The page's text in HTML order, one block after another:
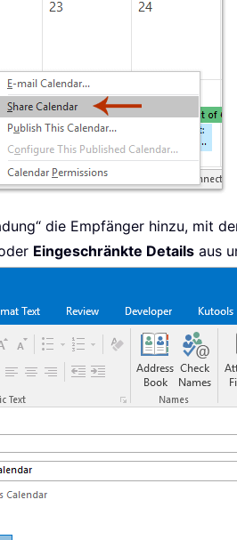
die Empfänger hinzu, mit
Eingeschränkte Details aus